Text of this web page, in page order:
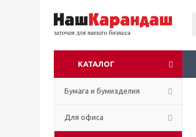
КАТАЛОГ
Бумага и бумизделия
Для офиса